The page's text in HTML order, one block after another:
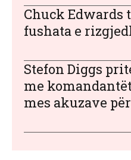
Chuck Edwards
fushata e
Stefon Diggs
me
mes akuzave